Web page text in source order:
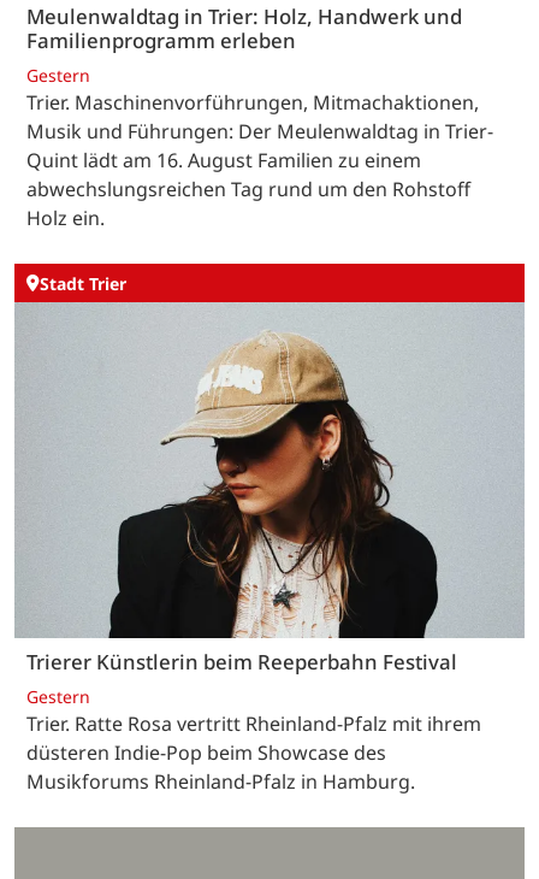
Meulenwaldtag in Trier: Holz, Handwerk und
Familienprogramm erleben
Gestern
Trier. Maschinenvorführungen, Mitmachaktionen,
Musik und Führungen: Der Meulenwaldtag in Trier-
Quint lädt am 16. August Familien zu einem
abwechslungsreichen Tag rund um den Rohstoff
Holz ein.
Stadt Trier
Trierer Künstlerin beim Reeperbahn Festival
Gestern
Trier. Ratte Rosa vertritt Rheinland-Pfalz mit ihrem
düsteren Indie-Pop beim Showcase des
Musikforums Rheinland-Pfalz in Hamburg.